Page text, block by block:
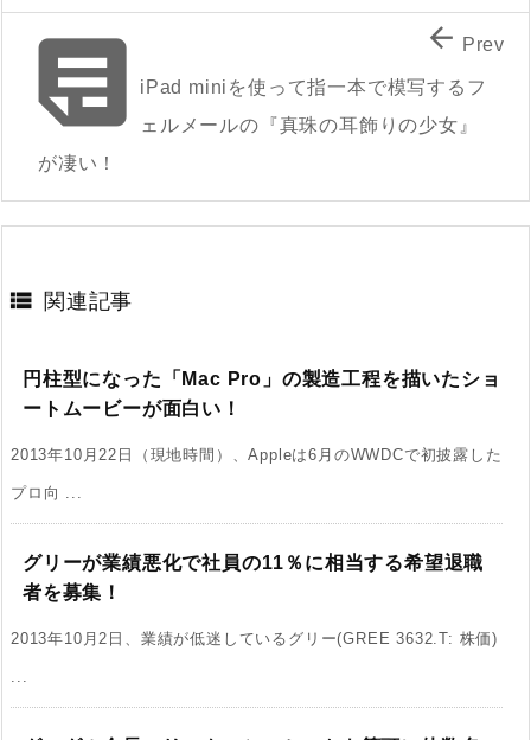
iPad miniを使って指一本で模写するフ
ェルメールの『真珠の耳飾りの少女』
が凄い！
 Prev
 関連記事
円柱型になった「Mac Pro」の製造工程を描いたショ
ートムービーが面白い！
2013年10月22日（現地時間）、Appleは6月のWWDCで初披露した
プロ向 ...
グリーが業績悪化で社員の11％に相当する希望退職
者を募集！
2013年10月2日、業績が低迷しているグリー(GREE 3632.T: 株価)